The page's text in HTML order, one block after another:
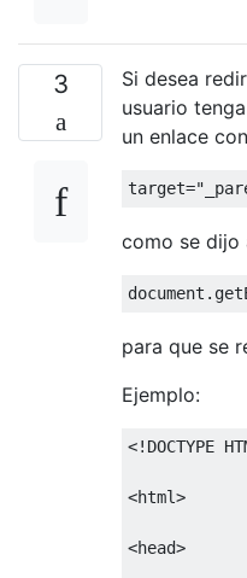
3
Si desea
usuario
un enlace
target=
como se dijo
document .
para que se
Ejemplo:
<! DOCTYPE
<html>
<head>